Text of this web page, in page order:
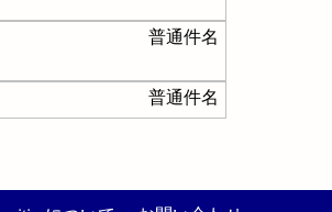
普通件名
普通件名